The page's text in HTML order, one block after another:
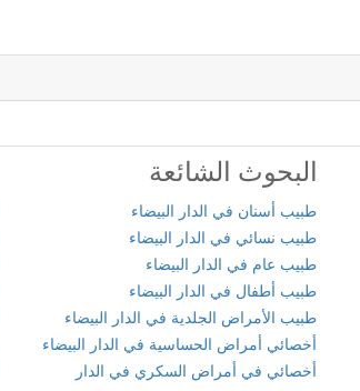
البحوث الشائعة
طبيب أسنان في الدار البيضاء
طبيب نسائي في الدار البيضاء
طبيب عام في الدار البيضاء
طبيب أطفال في الدار البيضاء
طبيب الأمراض الجلدية في الدار البيضاء
أخصائي أمراض الحساسية في الدار البيضاء
أخصائي في أمراض السكري في الدار